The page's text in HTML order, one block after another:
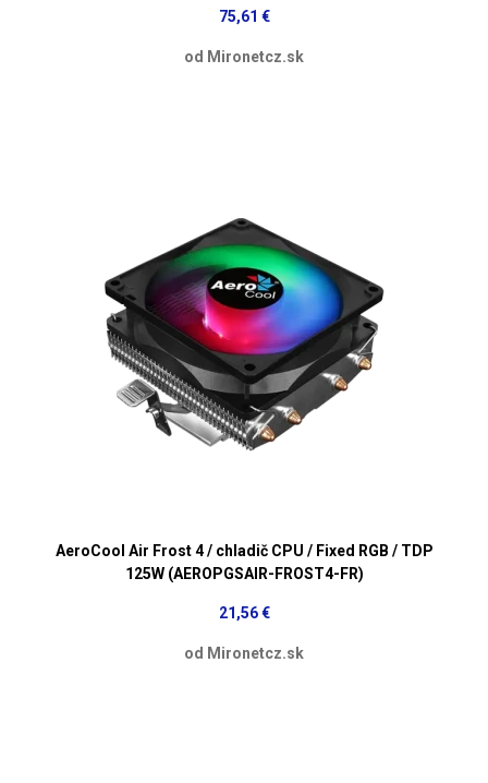
75,61 €
od Mironetcz.sk
AeroCool Air Frost 4 / chladič CPU / Fixed RGB / TDP
125W (AEROPGSAIR-FROST4-FR)
21,56 €
od Mironetcz.sk